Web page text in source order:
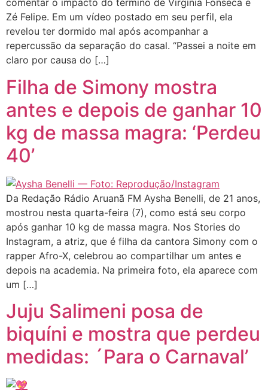
comentar o impacto do término de Virgínia Fonseca e
Zé Felipe. Em um vídeo postado em seu perfil, ela
revelou ter dormido mal após acompanhar a
repercussão da separação do casal. “Passei a noite em
claro por causa do […]
Filha de Simony mostra
antes e depois de ganhar 10
kg de massa magra: ‘Perdeu
40’
Da Redação Rádio Aruanã FM Aysha Benelli, de 21 anos,
mostrou nesta quarta-feira (7), como está seu corpo
após ganhar 10 kg de massa magra. Nos Stories do
Instagram, a atriz, que é filha da cantora Simony com o
rapper Afro-X, celebrou ao compartilhar um antes e
depois na academia. Na primeira foto, ela aparece com
um […]
Juju Salimeni posa de
biquíni e mostra que perdeu
medidas: ´Para o Carnaval’